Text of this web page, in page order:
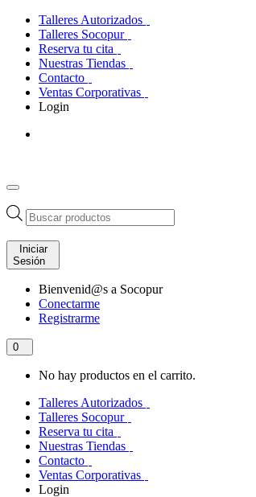
Talleres Autorizados
Talleres Socopur
Reserva tu cita
Nuestras Tiendas
Contacto
Ventas Corporativas
Login
Búsqueda
de
productos
Iniciar
Sesión
Bienvenid@s a Socopur
Conectarme
Registrarme
0
No hay productos en el carrito.
Talleres Autorizados
Talleres Socopur
Reserva tu cita
Nuestras Tiendas
Contacto
Ventas Corporativas
Login